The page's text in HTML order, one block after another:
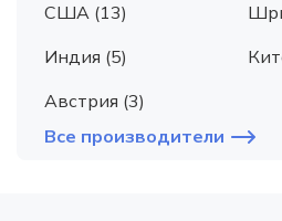
США (13)
Индия (5)
Австрия (3)
Все производители